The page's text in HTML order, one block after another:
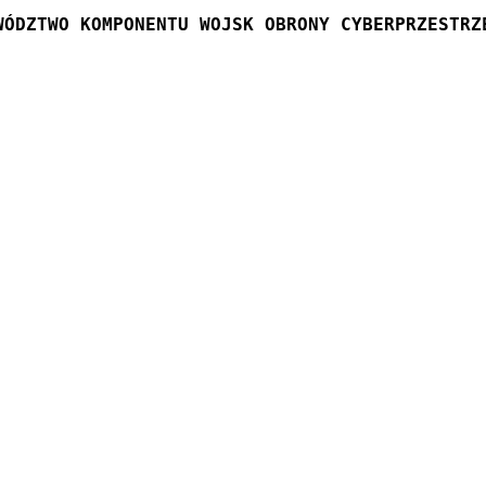
KOMPONENTU WOJSK OBRONY